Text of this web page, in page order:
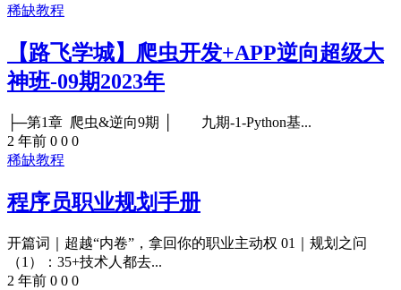
稀缺教程
【路飞学城】爬虫开发+APP逆向超级大
神班-09期2023年
├─第1章 爬虫&逆向9期 │ 九期-1-Python基...
2 年前 0 0 0
稀缺教程
程序员职业规划手册
开篇词｜超越“内卷”，拿回你的职业主动权 01｜规划之问
（1）：35+技术人都去...
2 年前 0 0 0